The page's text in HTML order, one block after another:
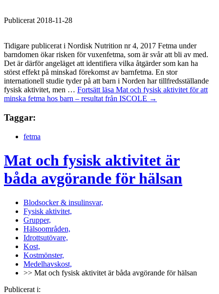
Publicerat 2018-11-28
Tidigare publicerat i Nordisk Nutrition nr 4, 2017 Fetma under
barndomen ökar risken för vuxenfetma, som är svår att bli av med.
Det är därför angeläget att identifiera vilka åtgärder som kan ha
störst effekt på minskad förekomst av barnfetma. En stor
internationell studie tyder på att barn i Norden har tillfredsställande
fysisk aktivitet, men … Fortsätt läsa Mat och fysisk aktivitet för att
minska fetma hos barn – resultat från ISCOLE →
Taggar:
fetma
Mat och fysisk aktivitet är
båda avgörande för hälsan
Blodsocker & insulinsvar,
Fysisk aktivitet,
Grupper,
Hälsoområden,
Idrottsutövare,
Kost,
Kostmönster,
Medelhavskost,
>> Mat och fysisk aktivitet är båda avgörande för hälsan
Publicerat i: